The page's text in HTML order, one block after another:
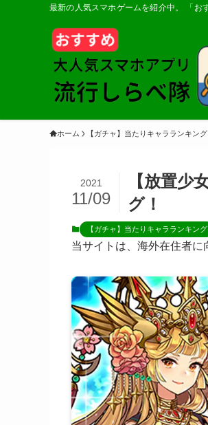
最新の人気スマホゲームを紹介中。 「お
ホーム 【ガチャ】当たりキャラランキング
【放置少
グ！
2021
11/09
【ガチャ】当たりキャラランキング
当サイトは、海外在住者に